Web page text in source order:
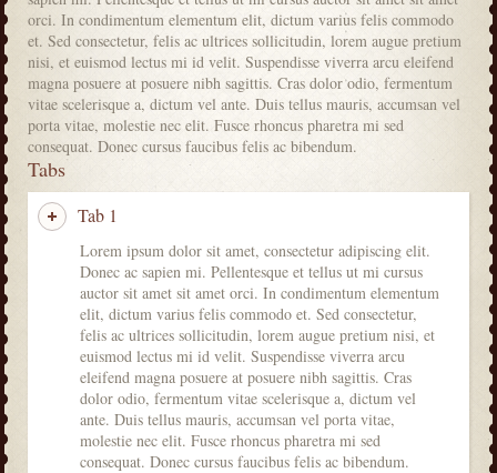
orci. In condimentum elementum elit, dictum varius felis commodo
et. Sed consectetur, felis ac ultrices sollicitudin, lorem augue pretium
nisi, et euismod lectus mi id velit. Suspendisse viverra arcu eleifend
magna posuere at posuere nibh sagittis. Cras dolor odio, fermentum
vitae scelerisque a, dictum vel ante. Duis tellus mauris, accumsan vel
porta vitae, molestie nec elit. Fusce rhoncus pharetra mi sed
consequat. Donec cursus faucibus felis ac bibendum.
Tabs
Tab 1
Lorem ipsum dolor sit amet, consectetur adipiscing elit.
Donec ac sapien mi. Pellentesque et tellus ut mi cursus
auctor sit amet sit amet orci. In condimentum elementum
elit, dictum varius felis commodo et. Sed consectetur,
felis ac ultrices sollicitudin, lorem augue pretium nisi, et
euismod lectus mi id velit. Suspendisse viverra arcu
eleifend magna posuere at posuere nibh sagittis. Cras
dolor odio, fermentum vitae scelerisque a, dictum vel
ante. Duis tellus mauris, accumsan vel porta vitae,
molestie nec elit. Fusce rhoncus pharetra mi sed
consequat. Donec cursus faucibus felis ac bibendum.